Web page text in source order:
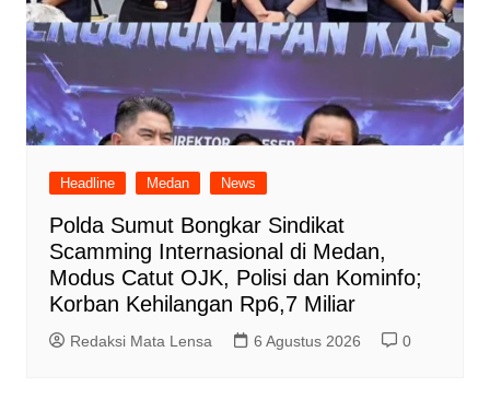
Headline Medan News
Polda Sumut Bongkar Sindikat
Scamming Internasional di Medan,
Modus Catut OJK, Polisi dan Kominfo;
Korban Kehilangan Rp6,7 Miliar
Redaksi Mata Lensa 6 Agustus 2026 0